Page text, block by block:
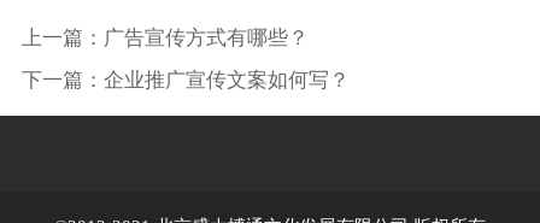
上一篇： 广告宣传方式有哪些？
下一篇： 企业推广宣传文案如何写？